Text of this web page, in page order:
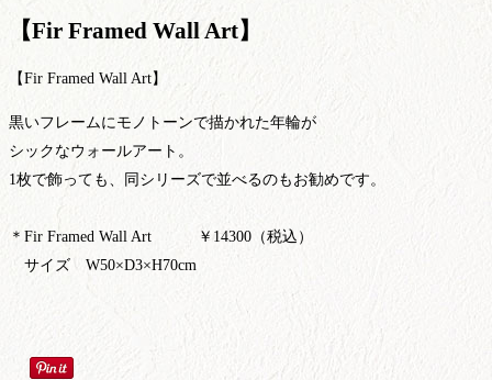
【Fir Framed Wall Art】
【Fir Framed Wall Art】
黒いフレームにモノトーンで描かれた年輪が
シックなウォールアート。
1枚で飾っても、同シリーズで並べるのもお勧めです。
＊Fir Framed Wall Art ￥14300（税込）
サイズ W50×D3×H70cm